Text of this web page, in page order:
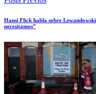
Hansi Flick habla sobre
necesitamos”